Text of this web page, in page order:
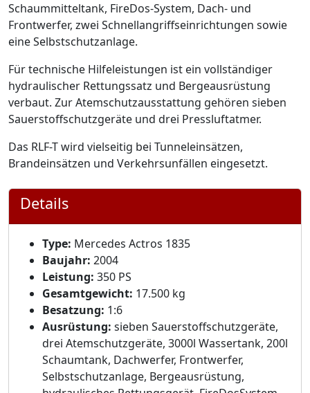
Schaummitteltank, FireDos-System, Dach- und
Frontwerfer, zwei Schnellangriffseinrichtungen sowie
eine Selbstschutzanlage.
Für technische Hilfeleistungen ist ein vollständiger
hydraulischer Rettungssatz und Bergeausrüstung
verbaut. Zur Atemschutzausstattung gehören sieben
Sauerstoffschutzgeräte und drei Pressluftatmer.
Das RLF-T wird vielseitig bei Tunneleinsätzen,
Brandeinsätzen und Verkehrsunfällen eingesetzt.
Details
Type: Mercedes Actros 1835
Baujahr: 2004
Leistung: 350 PS
Gesamtgewicht: 17.500 kg
Besatzung: 1:6
Ausrüstung: sieben Sauerstoffschutzgeräte,
drei Atemschutzgeräte, 3000l Wassertank, 200l
Schaumtank, Dachwerfer, Frontwerfer,
Selbstschutzanlage, Bergeausrüstung,